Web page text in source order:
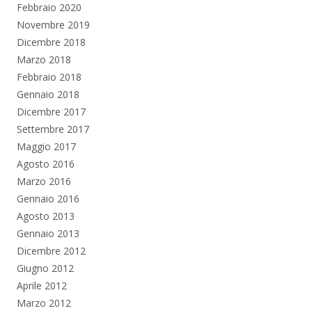
Febbraio 2020
Novembre 2019
Dicembre 2018
Marzo 2018
Febbraio 2018
Gennaio 2018
Dicembre 2017
Settembre 2017
Maggio 2017
Agosto 2016
Marzo 2016
Gennaio 2016
Agosto 2013
Gennaio 2013
Dicembre 2012
Giugno 2012
Aprile 2012
Marzo 2012